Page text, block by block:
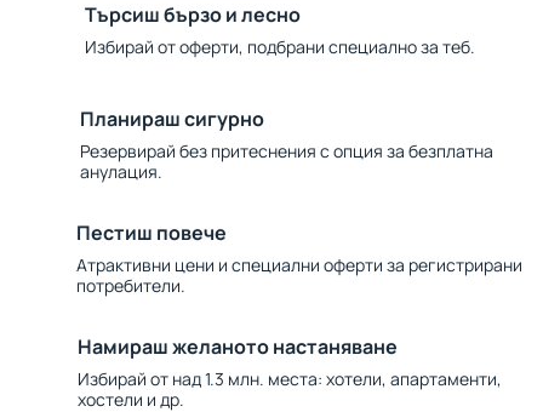
Търсиш бързо и лесно
Избирай от оферти, подбрани специално за теб.
Планираш сигурно
Резервирай без притеснения с опция за безплатна
анулация.
Пестиш повече
Атрактивни цени и специални оферти за регистрирани
потребители.
Намираш желаното настаняване
Избирай от над 1.3 млн. места: хотели, апартаменти,
хостели и др.